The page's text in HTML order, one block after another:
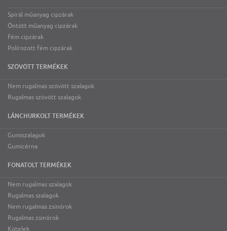
Spirál műanyag cipzárak
Öntött műanyag cipzárak
Fém cipzárak
Polírozott fém cipzárak
SZÖVÖTT TERMÉKEK
Nem rugalmas szövött szalagok
Rugalmas szövött szalagok
LÁNCHURKOLT TERMÉKEK
Gumiszalagok
Gumicérna
FONATOLT TERMÉKEK
Nem rugalmas szalagok
Rugalmas szalagok
Nem rugalmas zsinórok
Rugalmas zsinórok
Kötelek